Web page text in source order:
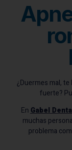
¿Duermes mal,
fuerte?
EnGabel
muchas
problema